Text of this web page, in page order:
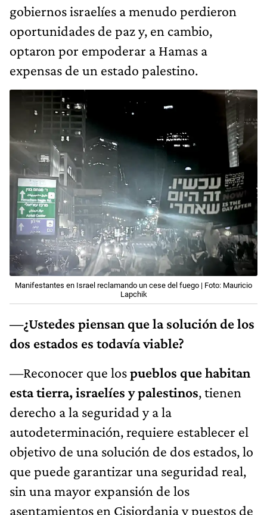
gobiernos israelíes a menudo perdieron
oportunidades de paz y, en cambio,
optaron por empoderar a Hamas a
expensas de un estado palestino.
Manifestantes en Israel reclamando un cese del fuego | Foto: Mauricio
Lapchik
—¿Ustedes piensan que la solución de los
dos estados es todavía viable?
—Reconocer que lospueblos que habitan
esta tierra, israelíes y palestinos, tienen
derecho a la seguridad y a la
autodeterminación, requiere establecer el
objetivo de una solución de dos estados, lo
que puede garantizar una seguridad real,
sin una mayor expansión de los
asentamientos en Cisjordania y puestos de